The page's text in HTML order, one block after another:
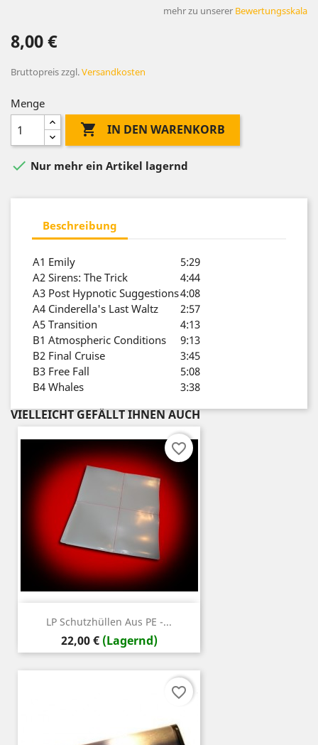
mehr zu unserer Bewertungsskala
8,00 €
Bruttopreiszzgl.Versandkosten
Menge
 IN DEN WARENKORB
 Nur mehr ein Artikel lagernd
Beschreibung
A1 Emily
5:29
A2 Sirens: The Trick
4:44
A3 Post Hypnotic Suggestions4:08
A4 Cinderella's Last Waltz
2:57
A5 Transition
4:13
B1 Atmospheric Conditions
9:13
B2 Final Cruise
3:45
B3 Free Fall
5:08
B4 Whales 3:38
VIELLEICHT GEFÄLLT IHNEN AUCH
LP Schutzhüllen Aus PE -...
Preis
22,00 € (Lagernd)
favorite_border
favorite_border